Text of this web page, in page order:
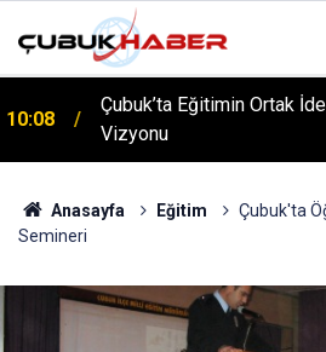
Çubuk’ta Eğitimin Ortak
Vizyonu
12:06
ÇUBUK’TA ‘YAZA
Gönüllerince Eğlendi!
Anasayfa Eğitim
Çubuk'ta
Semineri